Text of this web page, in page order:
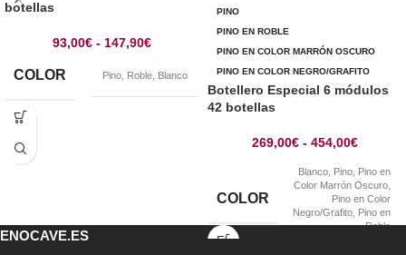
botellas
93,00€ - 147,90€
COLOR Pino Roble Blanco
PINO
PINO EN ROBLE
PINO EN COLOR MARRÓN OSCURO
PINO EN COLOR NEGRO/GRAFITO
Botellero Especial 6 módulos
42 botellas
269,00€ - 454,00€
COLOR
Blanco Pino Pino en
Color Marrón Oscuro
Pino en Color
Negro/Grafito Pino en
Roble
ENOCAVE.ES